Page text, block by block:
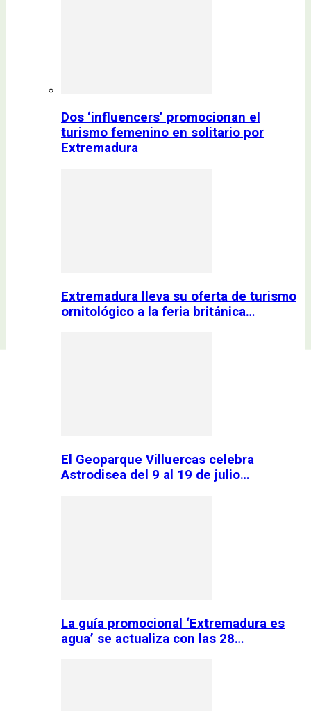
Dos ‘influencers’ promocionan el
turismo femenino en solitario por
Extremadura
Extremadura lleva su oferta de turismo
ornitológico a la feria británica…
El Geoparque Villuercas celebra
Astrodisea del 9 al 19 de julio…
La guía promocional ‘Extremadura es
agua’ se actualiza con las 28…